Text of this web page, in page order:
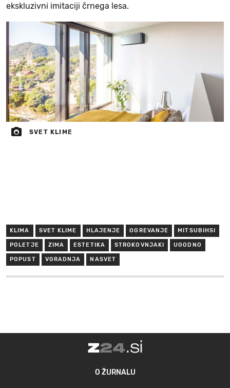
ekskluzivni imitaciji črnega lesa.
SVET KLIME
KLIMA SVET KLIME HLAJENJE OGREVANJE MITSUBIHSI
POLETJE ZIMA ESTETIKA STROKOVNJAKI UGODNO
POPUST VGRADNJA NASVET
O ŽURNALU